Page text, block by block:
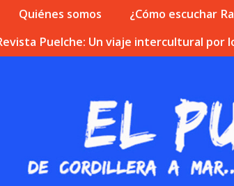
Quiénes somos ¿Cómo escuchar
Puelche: Un viaje intercultural por